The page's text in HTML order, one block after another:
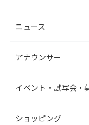
ニュース
アナウンサー
イベント・試写会・
ショッピング